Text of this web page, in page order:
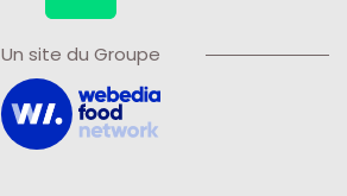
Un site du Groupe